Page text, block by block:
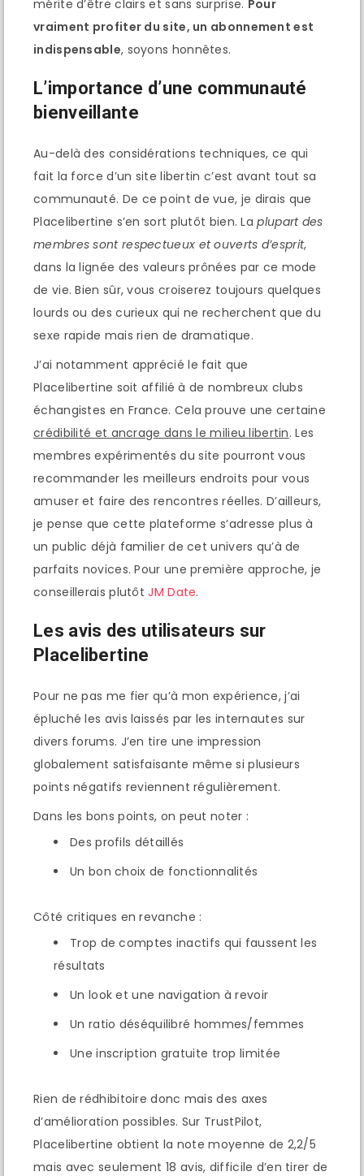
mérite d’être clairs et sans surprise. Pour
vraiment profiter du site, un abonnement est
indispensable, soyons honnêtes.
L’importance d’une communauté
bienveillante
Au-delà des considérations techniques, ce qui
fait la force d’un site libertin c’est avant tout sa
communauté. De ce point de vue, je dirais que
Placelibertine s’en sort plutôt bien. Laplupart des
membres sont respectueux et ouverts d’esprit,
dans la lignée des valeurs prônées par ce mode
de vie. Bien sûr, vous croiserez toujours quelques
lourds ou des curieux qui ne recherchent que du
sexe rapide mais rien de dramatique.
J’ai notamment apprécié le fait que
Placelibertine soit affilié à de nombreux clubs
échangistes en France. Cela prouve une certaine
crédibilité et ancrage dans le milieu libertin. Les
membres expérimentés du site pourront vous
recommander les meilleurs endroits pour vous
amuser et faire des rencontres réelles. D’ailleurs,
je pense que cette plateforme s’adresse plus à
un public déjà familier de cet univers qu’à de
parfaits novices. Pour une première approche, je
conseillerais plutôtJM Date.
Les avis des utilisateurs sur
Placelibertine
Pour ne pas me fier qu’à mon expérience, j’ai
épluché les avis laissés par les internautes sur
divers forums. J’en tire une impression
globalement satisfaisante même si plusieurs
points négatifs reviennent régulièrement.
Dans les bons points, on peut noter :
Des profils détaillés
Un bon choix de fonctionnalités
Côté critiques en revanche :
Trop de comptes inactifs qui faussent les
résultats
Un look et une navigation à revoir
Un ratio déséquilibré hommes/femmes
Une inscription gratuite trop limitée
Rien de rédhibitoire donc mais des axes
d’amélioration possibles. Sur TrustPilot,
Placelibertine obtient la note moyenne de 2,2/5
mais avec seulement 18 avis, difficile d’en tirer de